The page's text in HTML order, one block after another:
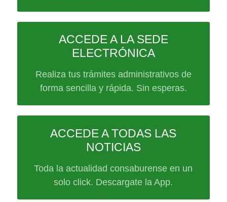
ACCEDE A LA SEDE
ELECTRÓNICA
Realiza tus trámites administrativos de
forma sencilla y rápida. Sin esperas.
ACCEDE A TODAS LAS
NOTICIAS
Toda la actualidad consaburense en un
solo click. Descargate la App.